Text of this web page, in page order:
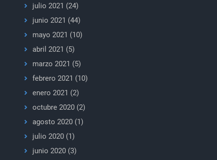
julio 2021 (24)
junio 2021 (44)
mayo 2021 (10)
abril 2021 (5)
marzo 2021 (5)
febrero 2021 (10)
enero 2021 (2)
octubre 2020(2)
agosto 2020(1)
julio 2020(1)
junio 2020(3)